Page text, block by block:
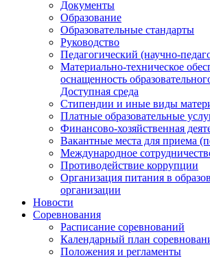
Документы
Образование
Образовательные стандарты
Руководство
Педагогический (научно-
Материально-техническое
оснащенность
Доступная среда
Стипендии и иные виды
Платные образовательные
Финансово-хозяйственная
Вакантные места для приема
Международное
Противодействие коррупции
Организация питания в
организации
Новости
Соревнования
Расписание соревнований
Календарный план
Положения и регламенты